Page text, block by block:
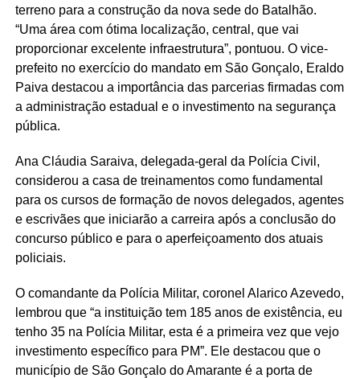
terreno para a construção da nova sede do Batalhão.
“Uma área com ótima localização, central, que vai
proporcionar excelente infraestrutura”, pontuou. O vice-
prefeito no exercício do mandato em São Gonçalo, Eraldo
Paiva destacou a importância das parcerias firmadas com
a administração estadual e o investimento na segurança
pública.
Ana Cláudia Saraiva, delegada-geral da Polícia Civil,
considerou a casa de treinamentos como fundamental
para os cursos de formação de novos delegados, agentes
e escrivães que iniciarão a carreira após a conclusão do
concurso público e para o aperfeiçoamento dos atuais
policiais.
O comandante da Polícia Militar, coronel Alarico Azevedo,
lembrou que “a instituição tem 185 anos de existência, eu
tenho 35 na Polícia Militar, esta é a primeira vez que vejo
investimento específico para PM”. Ele destacou que o
município de São Gonçalo do Amarante é a porta de